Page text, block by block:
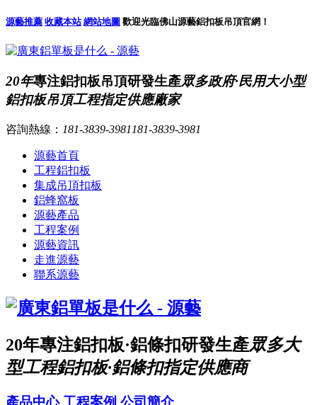
源藝推薦 收藏本站 網站地圖 歡迎光臨佛山源藝鋁扣板吊頂官網！
20年專注鋁扣板吊頂研發生產眾多政府·民用大小型
鋁扣板吊頂工程指定供應廠家
咨詢熱線： 181-3839-3981 181-3839-3981
源藝首頁
工程鋁扣板
集成吊頂扣板
鋁蜂窩板
源藝產品
工程案例
源藝資訊
走進源藝
聯系源藝
20年專注鋁扣板·鋁條扣研發生產眾多大
型工程鋁扣板·鋁條扣指定供應商
產品中心 工程案例 公司簡介